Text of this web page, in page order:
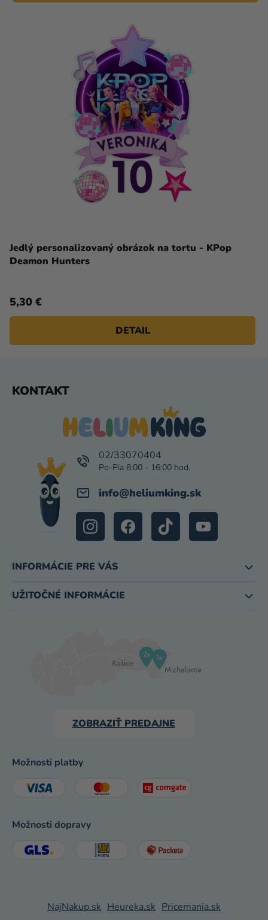
Jedlý personalizovaný obrázok na tortu - KPop
Deamon Hunters
5,30 €
DETAIL
KONTAKT
info@heliumking.sk
02/33070404
INFORMÁCIE PRE VÁS
UŽITOČNÉ INFORMÁCIE
ZOBRAZIŤ PREDAJNE
Možnosti platby
Možnosti dopravy
NajNakup.sk Heureka.sk Pricemania.sk